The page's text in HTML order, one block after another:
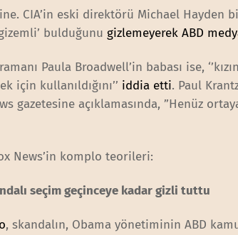
CIA’in eski direktörü Michael Hayden
bulduğunugizlemeyerek ABD
Paula Broadwell’in babası ise,
için kullanıldığını’’ iddia etti. Paul
gazetesine açıklamasında, ”Henüz
News’in komplo teorileri:
seçim geçinceye kadar gizli tuttu
, skandalın, Obama yönetiminin ABD